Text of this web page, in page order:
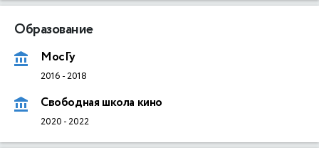
Образование
МосГу
2016 -2018
Свободная школа кино
2020 -2022